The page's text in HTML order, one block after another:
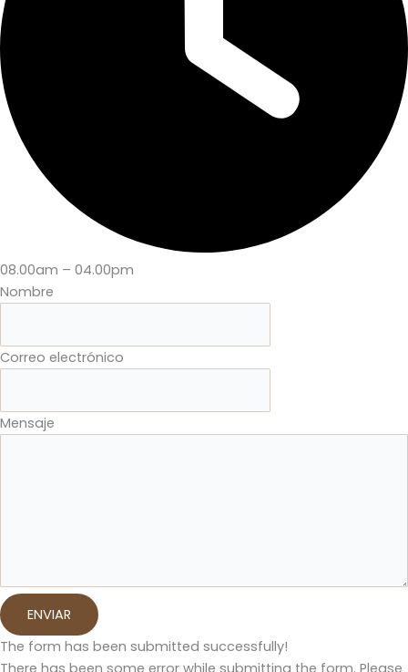
08.00am – 04.00pm
Nombre
Correo electrónico
Mensaje
ENVIAR
The form has been submitted successfully!